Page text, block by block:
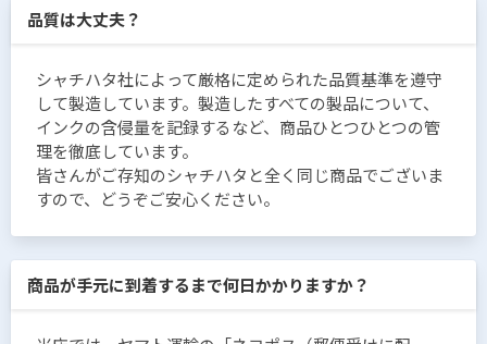
品質は大丈夫？
シャチハタ社によって厳格に定められた品質基準を遵守
して製造しています。製造したすべての製品について、
インクの含侵量を記録するなど、商品ひとつひとつの管
理を徹底しています。
皆さんがご存知のシャチハタと全く同じ商品でございま
すので、どうぞご安心ください。
商品が手元に到着するまで何日かかりますか？